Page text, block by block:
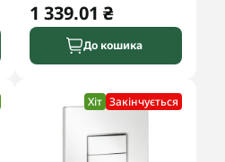
1 339.01 ₴
До кошика
Хіт Закінчується